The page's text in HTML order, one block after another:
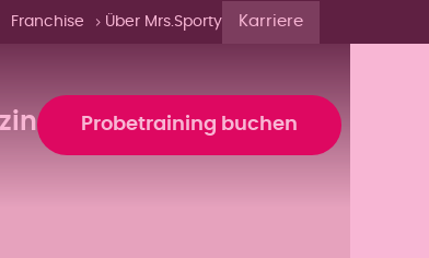
Franchise Über Mrs.Sporty Karriere
Probetraining buchen